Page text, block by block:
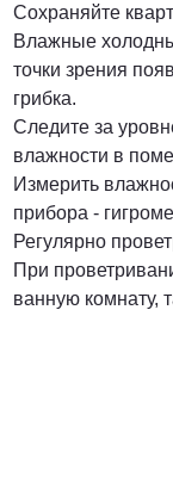
Сохраняйте
Влажные
точки зрения
грибка.
Следите за
влажности в
Измерить
прибора -
Регулярно
При
ванную комнату,